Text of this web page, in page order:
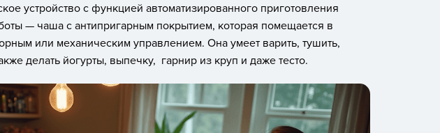
устройство с функцией автоматизированного приготовления
— чаша с антипригарным покрытием, которая помещается в
или механическим управлением. Она умеет варить, тушить,
делать йогурты, выпечку, гарнир из круп и даже тесто.